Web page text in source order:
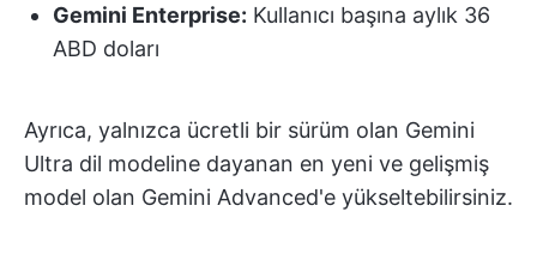
Gemini Enterprise: Kullanıcı başına aylık 36
ABD doları
Ayrıca, yalnızca ücretli bir sürüm olan Gemini
Ultra dil modeline dayanan en yeni ve gelişmiş
model olan Gemini Advanced'e yükseltebilirsiniz.